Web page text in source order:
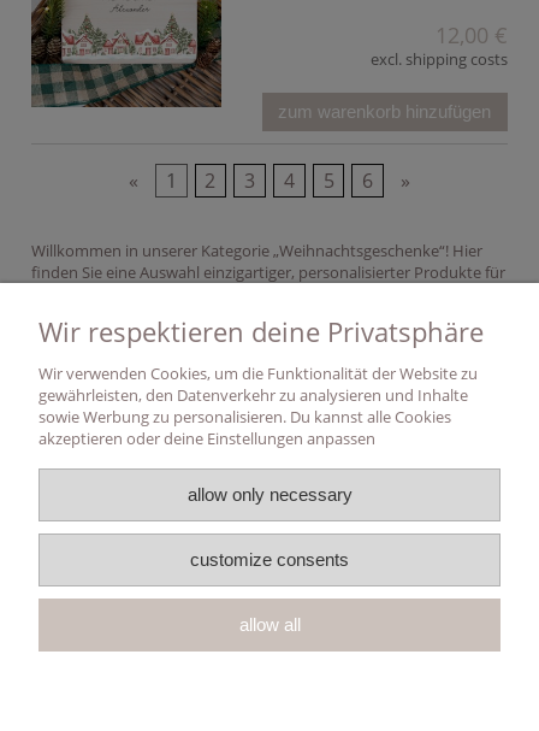
12,00 €
excl. shipping costs
zum warenkorb hinzufügen
« 1 2 3 4 5 6 »
Willkommen in unserer Kategorie „Weihnachtsgeschenke“! Hier
finden Sie eine Auswahl einzigartiger, personalisierter Produkte für
Erinnerungsboxen. Machen Sie diese Weihnachtszeit besonders
Meine Konto
Versand & Lieferung
Informationen
Follow Us
Uber uns
Wir respektieren deine Privatsphäre
Wir verwenden Cookies, um die Funktionalität der Website zu
gewährleisten, den Datenverkehr zu analysieren und Inhalte
sowie Werbung zu personalisieren. Du kannst alle Cookies
akzeptieren oder deine Einstellungen anpassen
allow only necessary
customize consents
allow all